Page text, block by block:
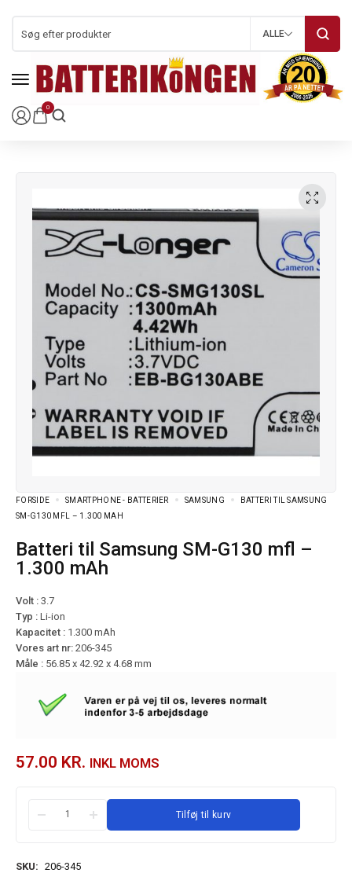
0
ALLE
FORSIDE SMARTPHONE - BATTERIER SAMSUNG
BATTERI TIL SAMSUNG
SM-G130 MFL – 1.300 MAH
Batteri til Samsung SM-G130 mfl –
1.300 mAh
Volt : 3.7
Typ : Li-ion
Kapacitet : 1.300 mAh
Vores art nr: 206-345
Måle : 56.85 x 42.92 x 4.68 mm
57.00 KR. INKL MOMS
Tilføj til kurv
SKU: 206-345